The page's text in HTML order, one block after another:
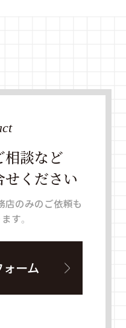
相談など
ください
のみのご依頼も
す。
ォーム